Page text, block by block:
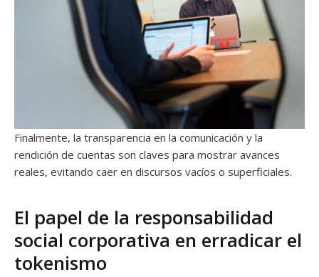
Finalmente, la transparencia en la comunicación y la
rendición de cuentas son claves para mostrar avances
reales, evitando caer en discursos vacíos o superficiales.
El papel de la responsabilidad
social corporativa en erradicar el
tokenismo